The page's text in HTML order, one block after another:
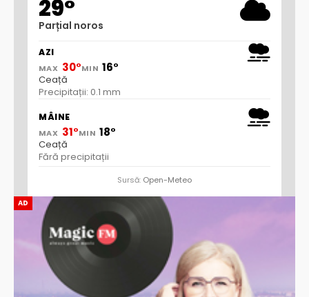
AD
29°
Parțial noros
AZI
MAX 30°MIN 16°
Ceață
Precipitații: 0.1 mm
MÂINE
MAX 31°MIN 18°
Ceață
Fără precipitații
Sursă: Open-Meteo